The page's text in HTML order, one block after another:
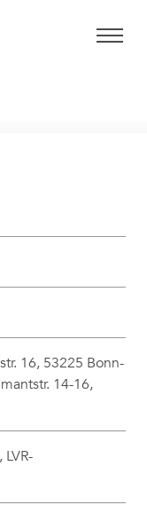
16, 53225 Bonn-
14-16,